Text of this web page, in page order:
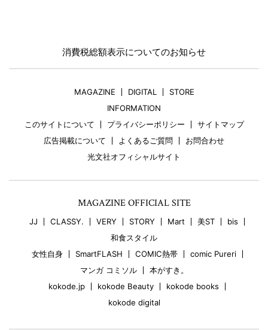
消費税総額表示についてのお知らせ
MAGAZINE DIGITAL
STORE
INFORMATION
このサイトについて
プライバシーポリシー
サイトマップ
広告掲載について
よくあるご質問
お問合わせ
光文社オフィシャルサイト
MAGAZINE OFFICIAL SITE
JJ CLASSY. VERY STORY Mart 美ST
bis
和食スタイル
女性自身
SmartFLASH COMIC熱帯
comic Pureri
マンガ コミソル
本がすき。
kokode.jp
kokode Beauty
kokode books
kokode digital